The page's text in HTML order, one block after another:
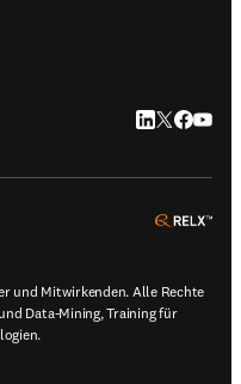
LinkedIn
Twitter
und Mitwirkenden. Alle Rechte
Data-Mining, Training für